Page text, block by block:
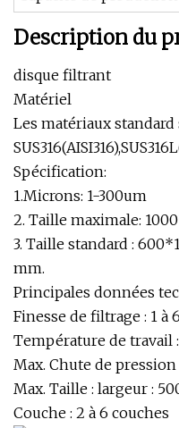
Description du
disque filtrant
Matériel
Les matériaux
Spécification:
1.Microns: 1-300um
2. Taille maximale:
3. Taille standard :
mm.
Principales données
Finesse de filtrage : 1 à
Température de travail
Max. Chute de pression
Max. Taille : largeur :
Couche : 2 à 6 couches